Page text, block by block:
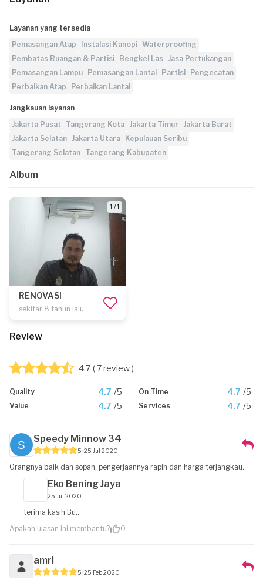
Layanan yang tersedia
Pemasangan Atap
Instalasi Kanopi Waterproofing
Pembatas Ruangan & Partisi
Bengkel Las Jasa Pertukangan
Pemasangan Lampu
Pemasangan Lantai Partisi
Pengecatan
Perbaikan Atap
Perbaikan Lantai
Jangkauan layanan
Jakarta Pusat
Tangerang Kota Jakarta Timur
Jakarta Barat
Jakarta Selatan Jakarta Utara
Kepulauan Seribu
Tangerang Selatan Tangerang Kabupaten
Album
1 / 1
RENOVASI
sekitar 8 tahun lalu
Review
4.7 ( 7 review )
Quality 4.7 /5 On Time 4.7 /5
Value 4.7 /5 Services 4.7 /5
Speedy Minnow 34
5 25 Jul 2020
Orangnya baik dan sopan, pengerjaannya rapih dan harga terjangkau.
Eko Bening Jaya
25 Jul 2020
terima kasih Bu..
Apakah ulasan ini membantu?
0
amri
5 25 Feb 2020